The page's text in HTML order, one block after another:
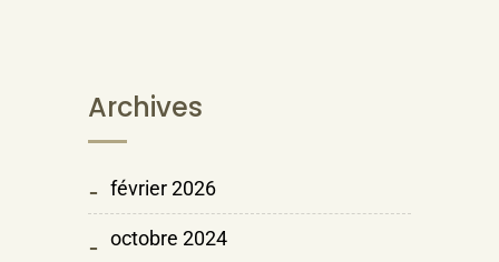
Archives
février 2026
octobre 2024